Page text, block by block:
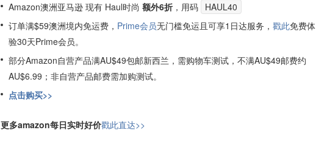
Amazon澳洲亚马逊 现有 Haul时尚 额外6折 ，用码 HAUL40
订单满$59澳洲境内免运费， Prime会员无门槛免运且可享1日达服务， 戳此免费体
验30天Prime会员。
部分Amazon自营产品满AU$49包邮新西兰，需购物车测试，不满AU$49邮费约
AU$6.99；非自营产品邮费需加购测试。
点击购买>>
更多amazon每日实时好价戳此直达>>